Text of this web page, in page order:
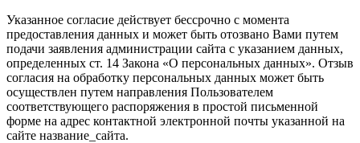
Указанное согласие действует бессрочно с момента
предоставления данных и может быть отозвано Вами путем
подачи заявления администрации сайта с указанием данных,
определенных ст. 14 Закона «О персональных данных». Отзыв
согласия на обработку персональных данных может быть
осуществлен путем направления Пользователем
соответствующего распоряжения в простой письменной
форме на адрес контактной электронной почты указанной на
сайте название_сайта.